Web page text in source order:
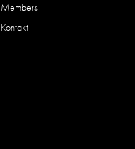
Members
Kontakt